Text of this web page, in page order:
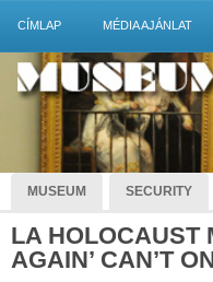
CÍMLAP MÉDIA AJÁNLAT
MUSEUM SECURITY
LA HOLOCAUST
AGAIN’ CAN’T